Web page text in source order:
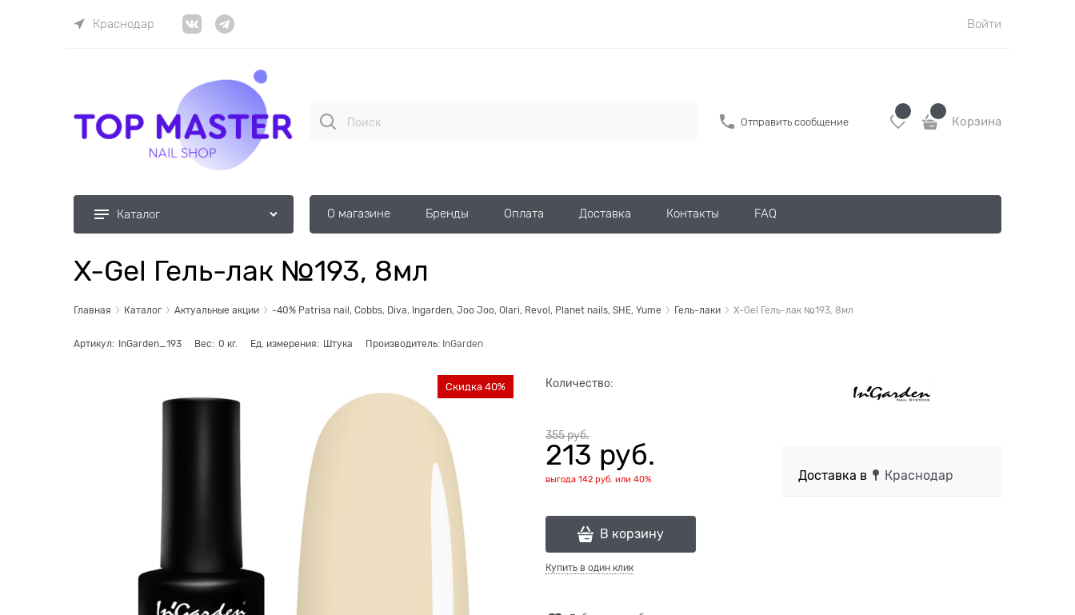
Краснодар Войти
Отправить сообщение Корзина
Каталог О магазине Бренды Оплата Доставка Контакты FAQ
X-Gel Гель-лак №193, 8мл
Главная Каталог Актуальные акции -40% Patrisa nail, Cobbs, Diva, Ingarden, Joo Joo, Olari, Revol, Planet nails, SHE, Yume Гель-лаки X-Gel Гель-лак №193, 8мл
Артикул: InGarden_193 Вес: 0 кг. Ед. измерения: Штука Производитель: InGarden
Скидка 40% Количество:
355 руб.
213 руб.
выгода 142 руб. или 40%
В корзину
Купить в один клик
Доставка в Краснодар